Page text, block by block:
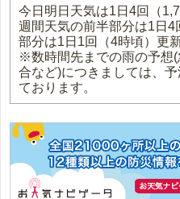
今日明日天気は1日4回（
週間天気の前半部分は1日
部分は1日1回（4時頃）更
※数時間先までの雨の予想
合など)につきましては、
ております。